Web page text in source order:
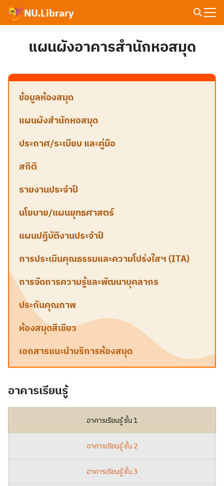
Skip
NU.Library
แผนผังอาคารสำนักหอสมุด
ข้อมูลห้องสมุด
แผนผังสำนักหอสมุด
ประกาศ/ระเบียบ และคู่มือ
สถิติ
รายงานประจำปี
นโยบาย/แผนยุทธศาสตร์
แผนปฏิบัติงานประจำปี
การประเมินคุณธรรมและความโปร่งใสฯ (ITA)
การจัดการความรู้และพัฒนาบุคลากร
ประกันคุณภาพ
ห้องสมุดสีเขียว
เอกสารแนะนำบริการห้องสมุด
อาคารเรียนรู้
อาคารเรียนรู้ ชั้น 1
อาคารเรียนรู้ ชั้น 2
อาคารเรียนรู้ ชั้น 3